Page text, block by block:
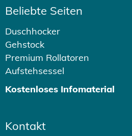
Beliebte Seiten
Duschhocker
Gehstock
Premium Rollatoren
Aufstehsessel
Kostenloses Infomaterial
Kontakt